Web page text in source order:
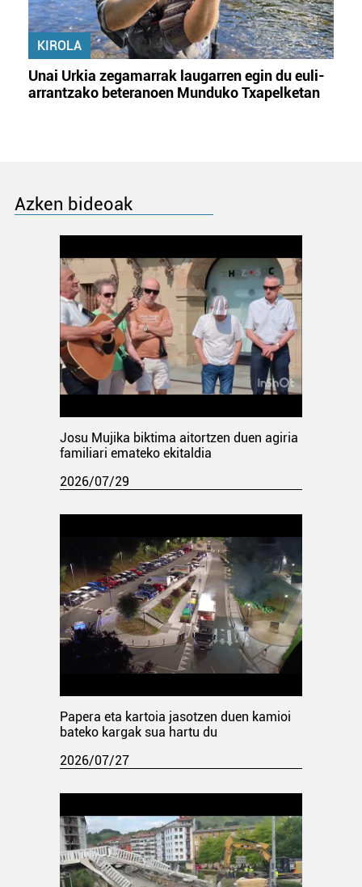
KIROLA
Unai Urkia zegamarrak laugarren egin du euli-
arrantzako beteranoen Munduko Txapelketan
Azken bideoak
Josu Mujika biktima aitortzen duen agiria
familiari emateko ekitaldia
2026/07/29
Papera eta kartoia jasotzen duen kamioi
bateko kargak sua hartu du
2026/07/27